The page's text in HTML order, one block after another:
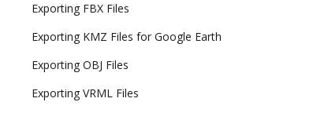
Exporting FBX Files
Exporting KMZ Files for Google Earth
Exporting OBJ Files
Exporting VRML Files